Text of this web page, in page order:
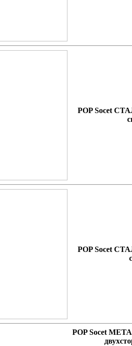
POP Socet
POP Socet
POP Socet